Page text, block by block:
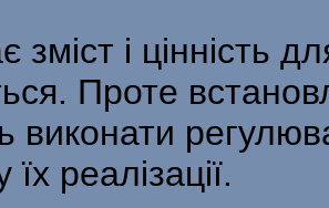
зміст і цінність
Проте
виконати
реалізації.